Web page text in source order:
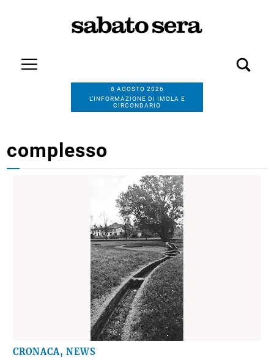
8 AGOSTO 2026
L’INFORMAZIONE DI IMOLA E
CIRCONDARIO
complesso
CRONACA, NEWS